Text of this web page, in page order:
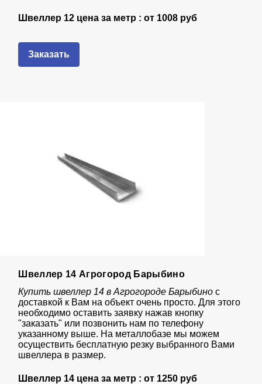
Швеллер 12 цена за метр : от 1008 руб
Заказать
Швеллер 14 Агрогород Барыбино
Купить швеллер 14 в Агрогороде Барыбинос
доставкой к Вам на объект очень просто. Для этого
необходимо оставить заявку нажав кнопку
"заказать" или позвонить нам по телефону
указанному выше. На металлобазе мы можем
осуществить бесплатную резку выбранного Вами
швеллера в размер.
Швеллер 14 цена за метр : от 1250 руб